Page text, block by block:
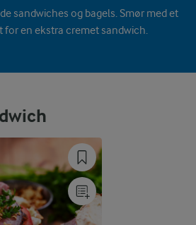
sandwiches og bagels. Smør med et
en ekstra cremet sandwich.